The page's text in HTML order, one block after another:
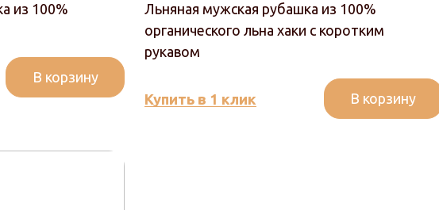
из 100%
В корзину
Льняная мужская рубашка из 100%
органического льна хаки с коротким
рукавом
Купить в 1 клик В корзину